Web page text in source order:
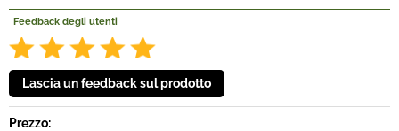
Veicoli Pronta consegna
Feedback degli utenti
Prezzo: